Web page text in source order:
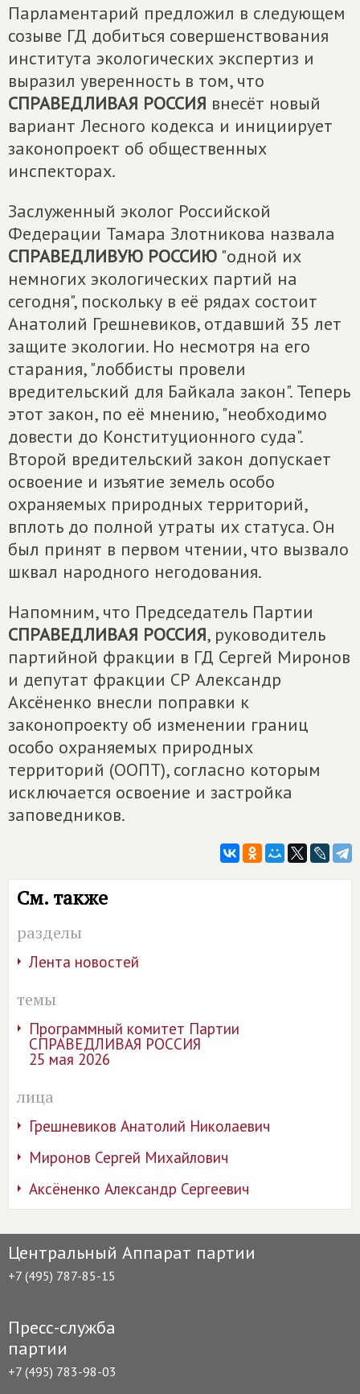
Парламентарий предложил в следующем
созыве ГД добиться совершенствования
института экологических экспертиз и
выразил уверенность в том, что
СПРАВЕДЛИВАЯ РОССИЯ внесёт новый
вариант Лесного кодекса и инициирует
законопроект об общественных
инспекторах.
Заслуженный эколог Российской
Федерации Тамара Злотникова назвала
СПРАВЕДЛИВУЮ РОССИЮ "одной их
немногих экологических партий на
сегодня", поскольку в её рядах состоит
Анатолий Грешневиков, отдавший 35 лет
защите экологии. Но несмотря на его
старания, "лоббисты провели
вредительский для Байкала закон". Теперь
этот закон, по её мнению, "необходимо
довести до Конституционного суда".
Второй вредительский закон допускает
освоение и изъятие земель особо
охраняемых природных территорий,
вплоть до полной утраты их статуса. Он
был принят в первом чтении, что вызвало
шквал народного негодования.
Напомним, что Председатель Партии
СПРАВЕДЛИВАЯ РОССИЯ, руководитель
партийной фракции в ГД Сергей Миронов
и депутат фракции СР Александр
Аксёненко внесли поправки к
законопроекту об изменении границ
особо охраняемых природных
территорий (ООПТ), согласно которым
исключается освоение и застройка
заповедников.
См. также
разделы
Лента новостей
темы
Программный комитет Партии
СПРАВЕДЛИВАЯ РОССИЯ
25 мая 2026
лица
Грешневиков Анатолий Николаевич
Миронов Сергей Михайлович
Аксёненко Александр Сергеевич
Центральный Аппарат партии
+7 (495) 787-85-15
Пресс-служба
партии
+7 (495) 783-98-03